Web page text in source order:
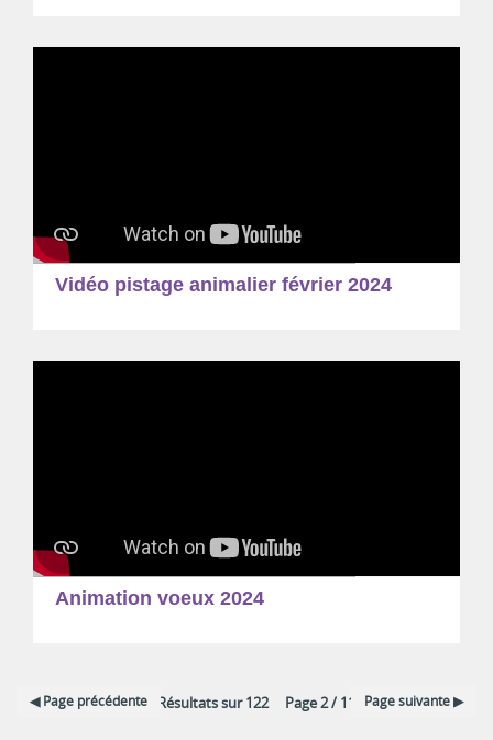
Vidéo pistage animalier février 2024
Animation voeux 2024
Page précédente Page suivante
12 Résultats sur 122 Page 2 / 11